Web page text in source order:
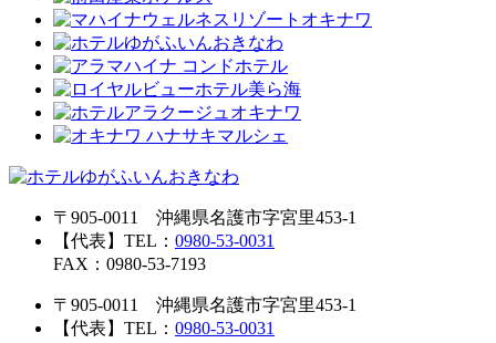
〒905-0011 沖縄県名護市字宮里453-1
【代表】TEL： 0980-53-0031
FAX：0980-53-7193
〒905-0011 沖縄県名護市字宮里453-1
【代表】TEL： 0980-53-0031